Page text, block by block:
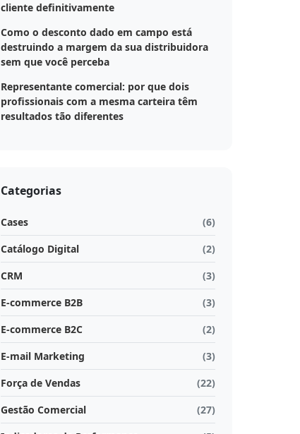
cliente definitivamente
Como o desconto dado em campo está
destruindo a margem da sua distribuidora
sem que você perceba
Representante comercial: por que dois
profissionais com a mesma carteira têm
resultados tão diferentes
Categorias
Cases
(6)
Catálogo Digital
(2)
CRM
(3)
E-commerce B2B
(3)
E-commerce B2C
(2)
E-mail Marketing
(3)
Força de Vendas
(22)
Gestão Comercial
(27)